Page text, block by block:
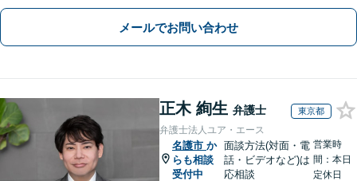
メールでお問い合わせ
正木 絢生 弁護士 東京都
弁護士法人ユア・エース
名護市 か
らも相談
受付中
面談方法(対面・電
話・ビデオなど)は
応相談
営業時
間：本日
定休日